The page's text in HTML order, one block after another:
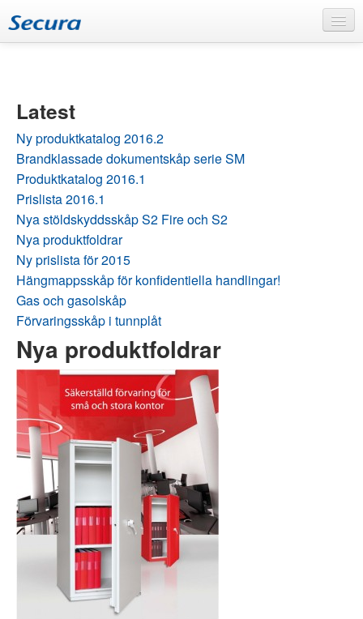
Secura – the company
The production in Bollnäs
Our services
Products
Flammable materials
Documents and Data
Burglary and theft
FAQ
News
Support
Support
Fact library
Campaigns
Search
Latest
Ny produktkatalog 2016.2
Brandklassade dokumentskåp serie SM
Produktkatalog 2016.1
Prislista 2016.1
Nya stöldskyddsskåp S2 Fire och S2
Nya produktfoldrar
Ny prislista för 2015
Hängmappsskåp för konfidentiella handlingar!
Gas och gasolskåp
Förvaringsskåp i tunnplåt
Nya produktfoldrar